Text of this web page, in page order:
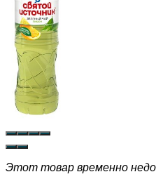
Этот товар временно